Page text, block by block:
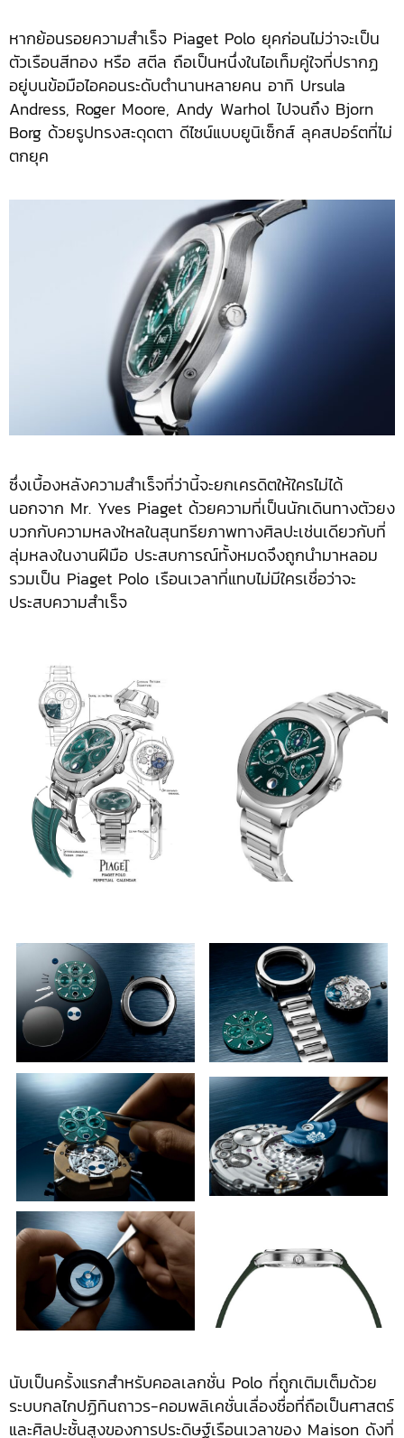
หากย้อนรอยความสำเร็จ Piaget Polo ยุคก่อนไม่ว่าจะเป็น
ตัวเรือนสีทอง หรือ สตีล ถือเป็นหนึ่งในไอเท็มคู่ใจที่ปรากฏ
อยู่บนข้อมือไอคอนระดับตำนานหลายคน อาทิ Ursula
Andress, Roger Moore, Andy Warhol ไปจนถึง Bjorn
Borg ด้วยรูปทรงสะดุดตา ดีไซน์แบบยูนิเซ็กส์ ลุคสปอร์ตที่ไม่
ตกยุค
ซึ่งเบื้องหลังความสำเร็จที่ว่านี้จะยกเครดิตให้ใครไม่ได้
นอกจาก Mr. Yves Piaget ด้วยความที่เป็นนักเดินทางตัวยง
บวกกับความหลงใหลในสุนทรียภาพทางศิลปะเช่นเดียวกับที่
ลุ่มหลงในงานฝีมือ ประสบการณ์ทั้งหมดจึงถูกนำมาหลอม
รวมเป็น Piaget Polo เรือนเวลาที่แทบไม่มีใครเชื่อว่าจะ
ประสบความสำเร็จ
นับเป็นครั้งแรกสำหรับคอลเลกชั่น Polo ที่ถูกเติมเต็มด้วย
ระบบกลไกปฏิทินถาวร-คอมพลิเคชั่นเลื่องชื่อที่ถือเป็นศาสตร์
และศิลปะชั้นสูงของการประดิษฐ์เรือนเวลาของ Maison ดังที่